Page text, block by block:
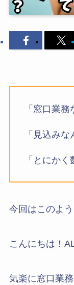
「窓口業
「見込み
「とにか
今回はこのよ
こんにちは！
気楽に窓口業